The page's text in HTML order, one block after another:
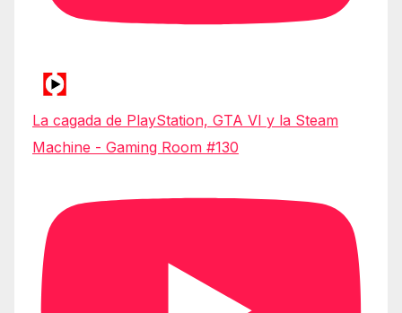
La cagada de PlayStation, GTA VI y la Steam
Machine - Gaming Room #130